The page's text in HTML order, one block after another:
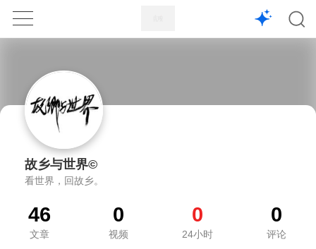
1X
故乡与世界©
看世界，回故乡。
46
文章
0
视频
0
24小时
0
评论